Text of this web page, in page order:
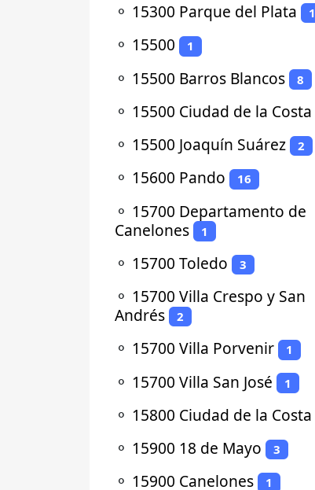
⚬ 15300 Parque del Plata 1
⚬ 15500 1
⚬ 15500 Barros Blancos 8
⚬ 15500 Ciudad de la Costa
⚬ 15500 Joaquín Suárez 2
⚬ 15600 Pando 16
⚬ 15700 Departamento de
Canelones
1
⚬ 15700 Toledo 3
⚬ 15700 Villa Crespo y San
Andrés
2
⚬ 15700 Villa Porvenir 1
⚬ 15700 Villa San José 1
⚬ 15800 Ciudad de la Costa
⚬ 15900 18 de Mayo 3
⚬ 15900 Canelones 1